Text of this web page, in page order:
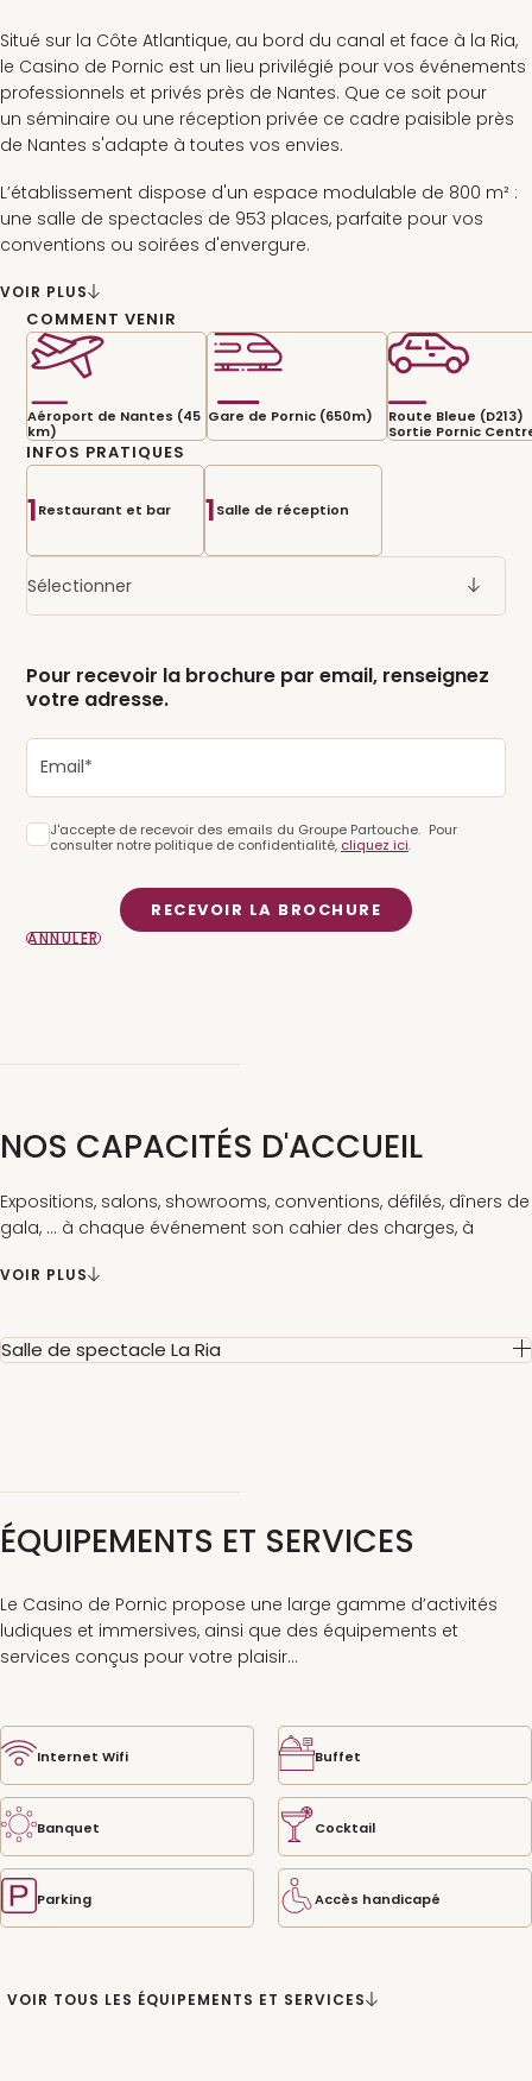
Situé sur la Côte Atlantique, au bord du canal et face à la Ria,
le Casino de Pornic est un lieu privilégié pour vos événements
professionnels et privés près de Nantes. Que ce soit pour
un séminaire ou une réception privée ce cadre paisible près
de Nantes s'adapte à toutes vos envies.
L’établissement dispose d'un espace modulable de 800 m² :
une salle de spectacles de 953 places, parfaite pour vos
conventions ou soirées d'envergure.
Pour vos repas, dégustez une cuisine bistronomique
savoureuse au restaurant Le Trèfle avec une vue
panoramique sur le jardin botanique de la Ria. Entre deux
moments de partage, profitez de l'ambiance du casino ou
d'une balade ressourçante le long du canal. Le Casino de
Pornic réunit élégance et convivialité pour faire de chaque
événement un souvenir mémorable.
VOIR PLUS
COMMENT VENIR
Aéroport de Nantes (45
km)
Gare de Pornic (650m)
Route Bleue (D213)
Sortie Pornic
INFOS PRATIQUES
1Restaurant et bar 1Salle de réception
Sélectionner
Pour recevoir la brochure par email, renseignez
votre adresse.
J'accepte de recevoir des emails du Groupe Partouche. Pour
consulter notre politique de confidentialité, cliquez ici.
RECEVOIR LA BROCHURE
ANNULER
NOS CAPACITÉS D'ACCUEIL
Expositions, salons, showrooms, conventions, défilés, dîners de
gala, ... à chaque événement son cahier des charges, à
VOIR PLUS
Salle de spectacle La Ria
ÉQUIPEMENTS ET SERVICES
Le Casino de Pornic propose une large gamme d’activités
ludiques et immersives, ainsi que des équipements et
services conçus pour votre plaisir...
Internet Wifi Buffet
Banquet Cocktail
Parking Accès handicapé
VOIR TOUS LES ÉQUIPEMENTS ET SERVICES